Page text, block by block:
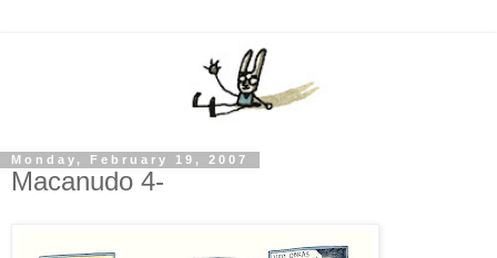
Monday, February 19, 2007
Macanudo 4-